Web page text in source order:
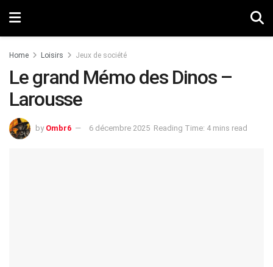
Home Loisirs Jeux de société
Le grand Mémo des Dinos –
Larousse
by Ombr6 6 décembre 2025 Reading Time: 4 mins read